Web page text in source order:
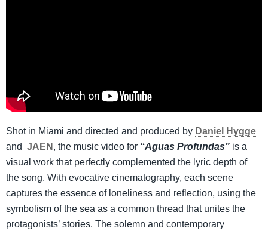
Shot in Miami and directed and produced by Daniel Hygge
and JAEN , the music video for “Aguas Profundas” is a
visual work that perfectly complemented the lyric depth of
the song. With evocative cinematography, each scene
captures the essence of loneliness and reflection, using the
symbolism of the sea as a common thread that unites the
protagonists’ stories. The solemn and contemporary